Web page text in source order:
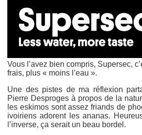
Vous l’avez bien compris, Supersec,
frais, plus « moins l’eau ».
Une des pistes de ma réflexion
Pierre Desproges à propos de la
les eskimos sont assez friands de
ivoiriens adorent les ananas.
l’inverse, ça serait un beau bordel.